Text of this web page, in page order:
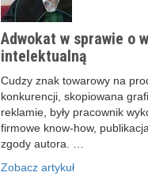
Adwokat w sprawie o
intelektualną
Cudzy znak towarowy na
konkurencji, skopiowana
reklamie, były pracownik
firmowe know-how,
zgody autora. …
Zobacz artykuł